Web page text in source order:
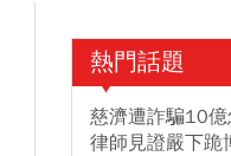
熱門話題
慈濟遭詐騙10
律師見證嚴下跪